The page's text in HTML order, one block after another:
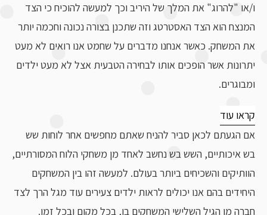
ו/או "להרוג" את המלך של היריב וכך למעשה להוכיח כי הצד
המנצח הוא הצד האסטרטג וזה שתכנן בצורה נכונה וחכמה יותר
את המשחק. כאשר אנחנו מדברים על שחמט אנו רואים לא מעט
יתרונות אשר הופכים אותו לבחירה הטבעית אצל לא מעט ילדים
ומבוגרים.
קראו עוד
אם הגעתם לכאן סביר להניח שאתם מחפשים אחר לוחות שש
בש איכותיים, השש בש נחשב לאחד מן משחקי הלוח המסורתיים,
הוותיקים והשכיחים ביותר בעולם. למעשה זהו בין המשחקים
היחידים בהם אנו יכולים לראות ילדים צעירים עוד מגל הרך לצד
חברה מן הגיל השלישי המשחקים בו, בכל מקום ובכל זמן.